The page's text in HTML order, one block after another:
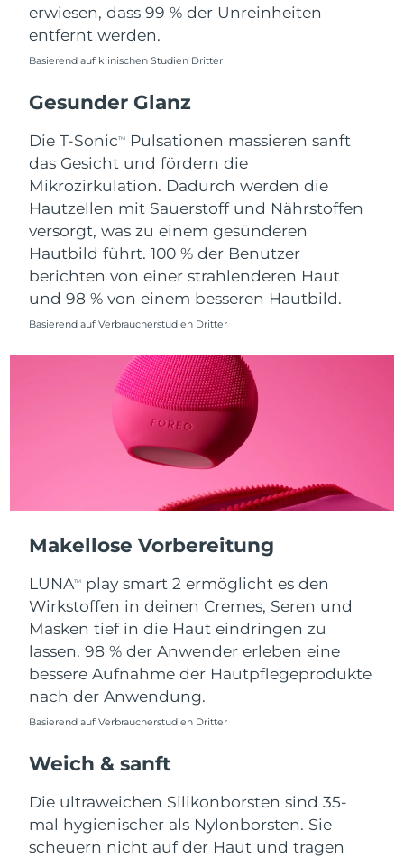
erwiesen, dass 99 % der Unreinheiten
entfernt werden.
Basierend auf klinischen Studien Dritter
Gesunder Glanz
Die T-SonicTM
Pulsationen massieren sanft
das Gesicht und fördern die
Mikrozirkulation. Dadurch werden die
Hautzellen mit Sauerstoff und Nährstoffen
versorgt, was zu einem gesünderen
Hautbild führt. 100 % der Benutzer
berichten von einer strahlenderen Haut
und 98 % von einem besseren Hautbild.
Basierend auf Verbraucherstudien Dritter
Makellose Vorbereitung
LUNATM
play smart 2 ermöglicht es den
Wirkstoffen in deinen Cremes, Seren und
Masken tief in die Haut eindringen zu
lassen. 98 % der Anwender erleben eine
bessere Aufnahme der Hautpflegeprodukte
nach der Anwendung.
Basierend auf Verbraucherstudien Dritter
Weich & sanft
Die ultraweichen Silikonborsten sind 35-
mal hygienischer als Nylonborsten. Sie
scheuern nicht auf der Haut und tragen
Saudi-Arabien
Slowakei
Slowenien Erwartete Lieferung
Südafrika
Südkorea Erwartete Lieferung
Spanien Erwartete Lieferung8/10/26
Schweden Erwartete Lieferung
Erwartete Lieferung
Erwartete Lieferung
Erwartete Lieferung
Erwartete Lieferung8/11/26
Vereinigte Arabische
Emirate
Erwartete Lieferung
Vereinigtes
Königreich
Erwartete Lieferung8/10/26
Vereinigte Staaten Erwartete Lieferung8/11/26
Usbekistan